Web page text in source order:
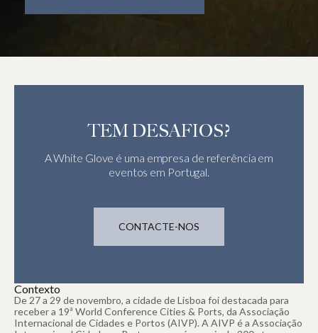
Contexto
De 27 a 29 de novembro, a cidade de Lisboa foi destacada para
receber a 19ª World Conference Cities & Ports, da Associação
Internacional de Cidades e Portos (AIVP). A AIVP é a Associação
TEM DESAFIOS?
A White Glove é uma empresa de referência em
eventos em Portugal.
CONTACTE-NOS